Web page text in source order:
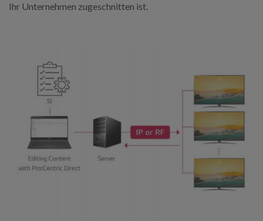
Ihr Unternehmen zugeschnitten ist.